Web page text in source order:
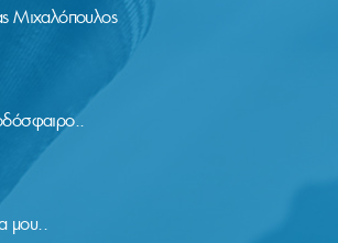
Μιχαλόπουλος
μου..